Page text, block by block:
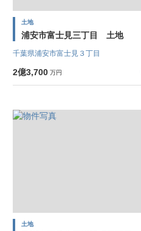
土地
浦安市富士見三丁目 土地
千葉県浦安市富士見３丁目
2億3,700 万円
土地